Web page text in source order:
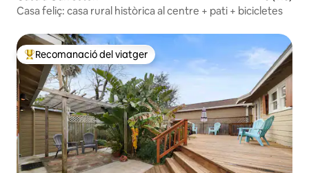
Casa feliç: casa rural històrica al centre + pati + bicicletes
Principals recomanacions dels viatgers
Recomanació del viatger